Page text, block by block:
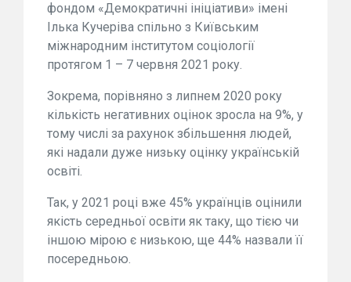
фондом «Демократичні ініціативи» імені
Ілька Кучеріва спільно з Київським
міжнародним інститутом соціології
протягом 1 – 7 червня 2021 року.
Зокрема, порівняно з липнем 2020 року
кількість негативних оцінок зросла на 9%, у
тому числі за рахунок збільшення людей,
які надали дуже низьку оцінку українській
освіті.
Так, у 2021 році вже 45% українців оцінили
якість середньої освіти як таку, що тією чи
іншою мірою є низькою, ще 44% назвали її
посередньою.